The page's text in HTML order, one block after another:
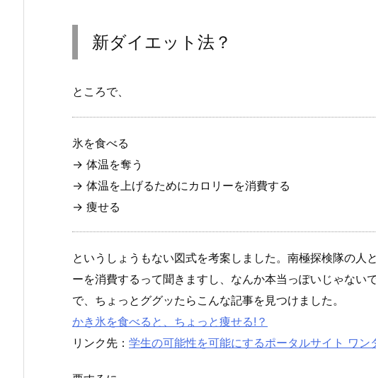
新ダイエット法？
ところで、
氷を食べる
→ 体温を奪う
→ 体温を上げるためにカロリーを消費する
→ 痩せる
というしょうもない図式を考案しました。南極探検隊の人
ーを消費するって聞きますし、なんか本当っぽいじゃないで
で、ちょっとググッたらこんな記事を見つけました。
かき氷を食べると、ちょっと痩せる!？
リンク先： 学生の可能性を可能にするポータルサイト ワン